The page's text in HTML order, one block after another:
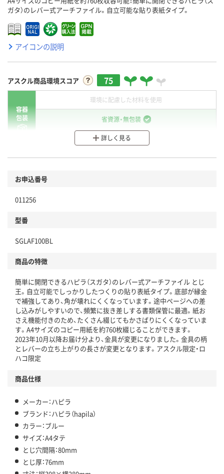
ガタ）のレバー式アーチファイル。自立可能な貼り表紙タイプ。
アイコンの説明
アスクル商品環境スコア 75
容器
包装
環境に配慮した材料を使用
省資源・無包装
分別・リサイクルしやすい設計
本体
仕組
この商品の環境配慮ポイントです。下記商品詳細「
アスクル商品環境スコア詳細／加点項目
」で確認できます。
詳しく見る
お申込番号
011256
型番
SGLAF100BL
商品の特徴
簡単に開閉できるハピラ（スガタ）のレバー式アーチファイル とじ
王。自立可能でしっかりしたつくりの貼り表紙タイプ。底部が縁金
で補強してあり、角が壊れにくくなっています。途中ページへの差
し込みがしやすいので、頻繁に抜き差しする書類保管に最適。紙お
さえ機能付きのため、たくさん綴じてもかさばりにくくなっていま
す。A4サイズのコピー用紙を約760枚綴じることができます。
2023年10月以降お届け分より、金具が変更になりました。金具の柄
とレバーの立ち上がりの長さが変更となります。アスクル限定・ロ
ハコ限定
商品仕様
メーカー：ハピラ
ブランド：ハピラ（hapila）
カラー：ブルー
サイズ：A4タテ
とじ穴間隔：80mm
とじ厚：76mm